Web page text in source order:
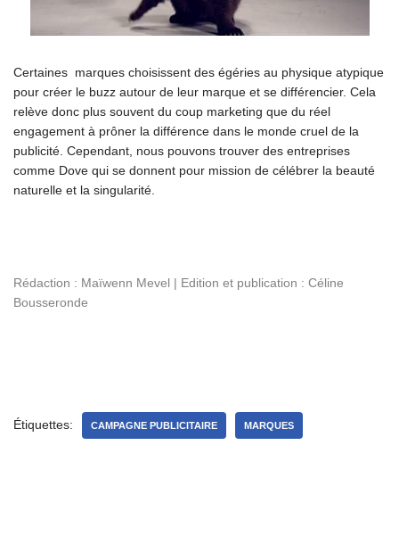
Certaines marques choisissent des égéries au physique atypique
pour créer le buzz autour de leur marque et se différencier. Cela
relève donc plus souvent du coup marketing que du réel
engagement à prôner la différence dans le monde cruel de la
publicité. Cependant, nous pouvons trouver des entreprises
comme Dove qui se donnent pour mission de célébrer la beauté
naturelle et la singularité.
Rédaction : Maïwenn Mevel | Edition et publication : Céline
Bousseronde
Étiquettes: CAMPAGNE PUBLICITAIRE MARQUES